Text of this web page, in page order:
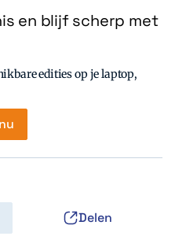
en blijf scherp met
edities op je laptop,
Delen